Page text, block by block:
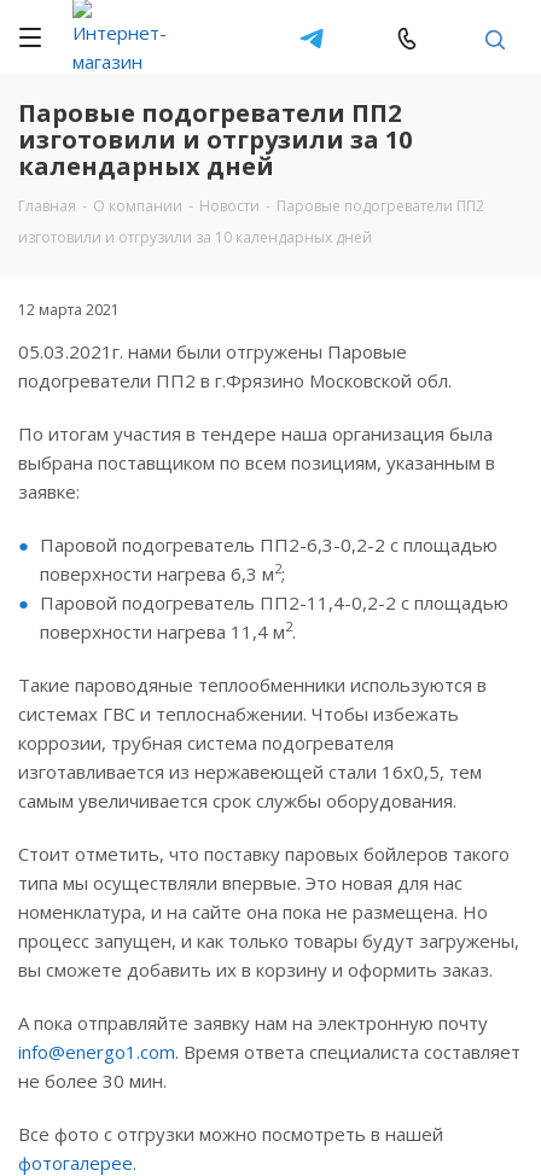
Паровые подогреватели ПП2
изготовили и отгрузили за 10
календарных дней
Главная - О компании - Новости - Паровые подогреватели ПП2
изготовили и отгрузили за 10 календарных дней
12 марта 2021
05.03.2021г. нами были отгружены Паровые
подогреватели ПП2 в г.Фрязино Московской обл.
По итогам участия в тендере наша организация была
выбрана поставщиком по всем позициям, указанным в
заявке:
Паровой подогреватель ПП2-6,3-0,2-2 с площадью
поверхности нагрева 6,3 м2;
Паровой подогреватель ПП2-11,4-0,2-2 с площадью
поверхности нагрева 11,4 м2.
Такие пароводяные теплообменники используются в
системах ГВС и теплоснабжении. Чтобы избежать
коррозии, трубная система подогревателя
изготавливается из нержавеющей стали 16х0,5, тем
самым увеличивается срок службы оборудования.
Стоит отметить, что поставку паровых бойлеров такого
типа мы осуществляли впервые. Это новая для нас
номенклатура, и на сайте она пока не размещена. Но
процесс запущен, и как только товары будут загружены,
вы сможете добавить их в корзину и оформить заказ.
А пока отправляйте заявку нам на электронную почту
info@energo1.com. Время ответа специалиста составляет
не более 30 мин.
Все фото с отгрузки можно посмотреть в нашей
фотогалерее.